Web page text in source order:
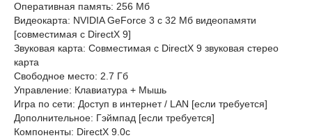
Оперативная память: 256 Мб
Видеокарта: NVIDIA GeForce 3 с 32 Мб видеопамяти
[совместимая с DirectX 9]
Звуковая карта: Cовместимая c DirectX 9 звуковая стерео
карта
Свободное место: 2.7 Гб
Управление: Клавиатура + Мышь
Игра по сети: Доступ в интернет / LAN [если требуется]
Дополнительное: Гэймпад [если требуется]
Компоненты: DirectX 9.0c